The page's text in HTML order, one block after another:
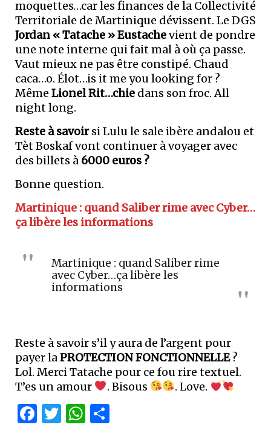
moquettes…car les finances de la Collectivité
Territoriale de Martinique dévissent. Le DGS
Jordan « Tatache » Eustachevient de pondre
une note interne qui fait mal à où ça passe.
Vaut mieux ne pas être constipé. Chaud
caca…o. Élot…is it me you looking for ?
Même Lionel Rit…chie dans son froc. All
night long.
Reste à savoirsi Lulu le sale ibère andalou et
Tèt Boskaf vont continuer à voyager avec
des billets à 6000 euros ?
Bonne question.
Martinique : quand Saliber rime avec Cyber…
ça libère les informations
Martinique : quand Saliber rime
avec Cyber…ça libère les
informations
Reste à savoir s’il y aura de l’argent pour
payer la PROTECTION FONCTIONNELLE?
Lol. Merci Tatache pour ce fou rire textuel.
T’es un amour
. Bisous . Love.
Facebook
Twitter
WhatsApp